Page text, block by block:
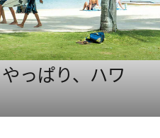
っぱり、ハワ